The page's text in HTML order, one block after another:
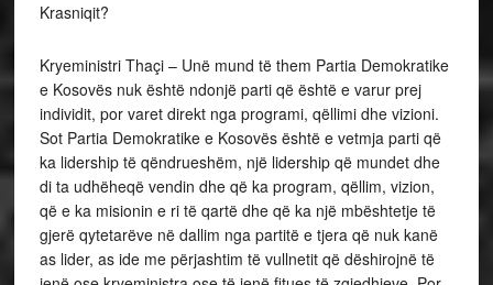
Krasniqit?
Kryeministri Thaçi – Unë mund të them Partia Demokratike
e Kosovës nuk është ndonjë parti që është e varur prej
individit, por varet direkt nga programi, qëllimi dhe vizioni.
Sot Partia Demokratike e Kosovës është e vetmja parti që
ka lidership të qëndrueshëm, një lidership që mundet dhe
di ta udhëheqë vendin dhe që ka program, qëllim, vizion,
që e ka misionin e ri të qartë dhe që ka një mbështetje të
gjerë qytetarëve në dallim nga partitë e tjera që nuk kanë
as lider, as ide me përjashtim të vullnetit që dëshirojnë të